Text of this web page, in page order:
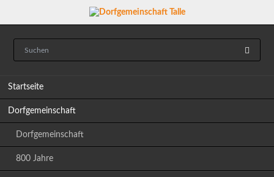
Startseite
Dorfgemeinschaft
Dorfgemeinschaft
800 Jahre